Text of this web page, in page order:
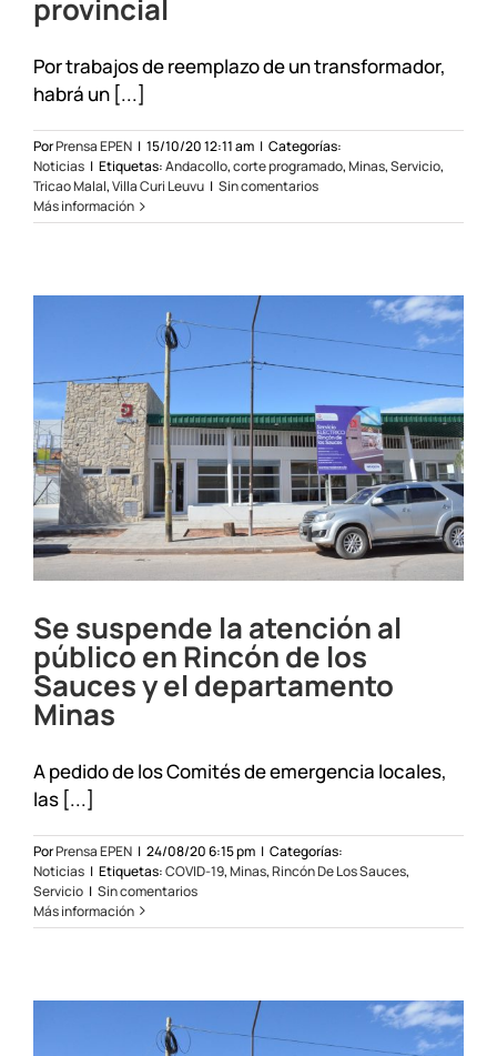
provincial
Por trabajos de reemplazo de un transformador,
habrá un [...]
PorPrensa EPEN | 15/10/20 12:11 am | Categorías:
Noticias | Etiquetas:Andacollo,corte programado,Minas,Servicio,
Tricao Malal,Villa Curi Leuvu | Sin comentarios
Más información
Se suspende la atención al
público en Rincón de los
Sauces y el departamento
Minas
A pedido de los Comités de emergencia locales,
las [...]
PorPrensa EPEN | 24/08/20 6:15 pm | Categorías:
Noticias | Etiquetas:COVID-19,Minas,Rincón De Los Sauces,
Servicio | Sin comentarios
Más información